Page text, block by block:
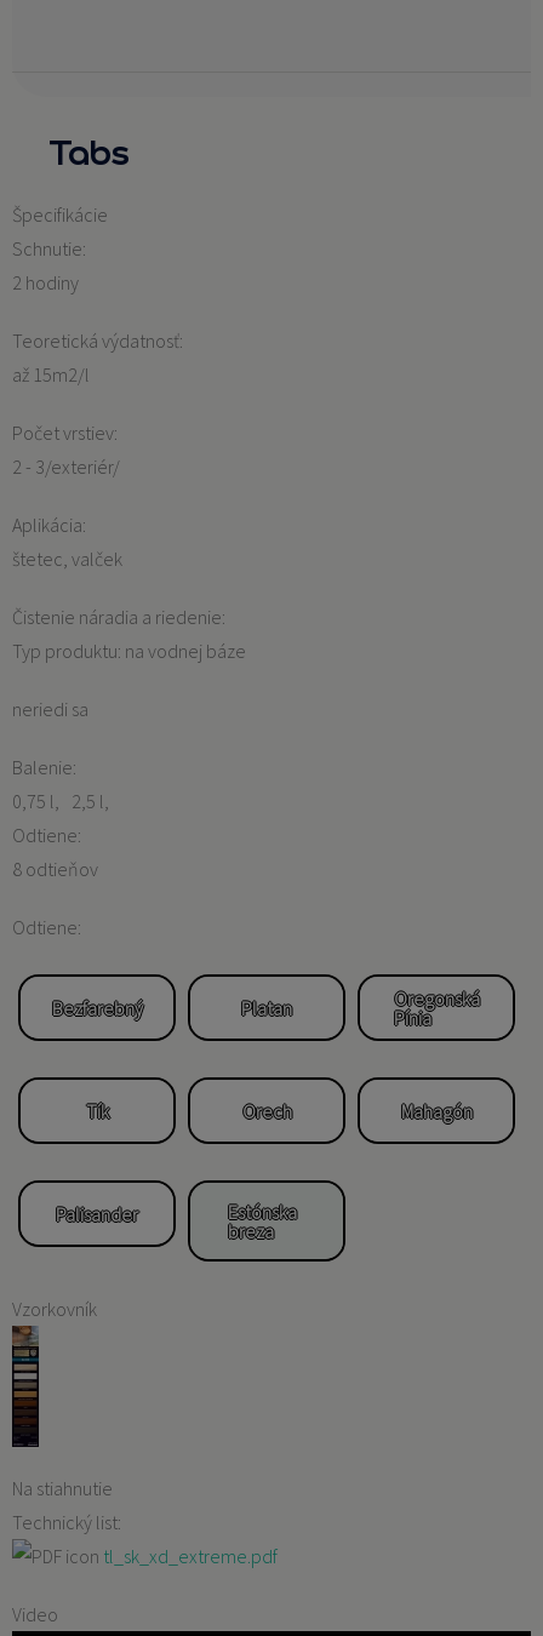
Tabs
Špecifikácie
Schnutie:
2 hodiny
Teoretická výdatnosť:
až 15m2/l
Počet vrstiev:
2 - 3/exteriér/
Aplikácia:
štetec, valček
Čistenie náradia a riedenie:
Typ produktu: na vodnej báze
neriedi sa
Balenie:
0,75 l
2,5 l
Odtiene:
8 odtieňov
Odtiene:
Bezfarebný Platan
Oregonská
Pínia
Tík Orech Mahagón
Palisander
Estónska
breza
Vzorkovník
Na stiahnutie
Technický list:
tl_sk_xd_extreme.pdf
Video